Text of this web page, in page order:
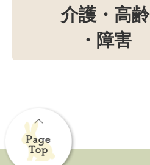
介護・高齢
・障害